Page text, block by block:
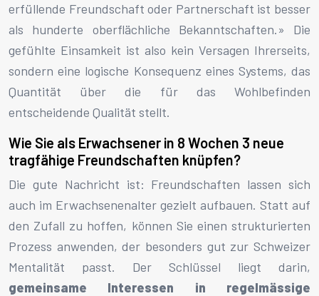
erfüllende Freundschaft oder Partnerschaft ist besser
als hunderte oberflächliche Bekanntschaften.» Die
gefühlte Einsamkeit ist also kein Versagen Ihrerseits,
sondern eine logische Konsequenz eines Systems, das
Quantität über die für das Wohlbefinden
entscheidende Qualität stellt.
Wie Sie als Erwachsener in 8 Wochen 3 neue
tragfähige Freundschaften knüpfen?
Die gute Nachricht ist: Freundschaften lassen sich
auch im Erwachsenenalter gezielt aufbauen. Statt auf
den Zufall zu hoffen, können Sie einen strukturierten
Prozess anwenden, der besonders gut zur Schweizer
Mentalität passt. Der Schlüssel liegt darin,
gemeinsame Interessen in regelmässige